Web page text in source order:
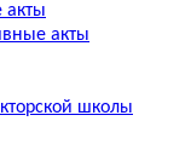
акты
акты
школы